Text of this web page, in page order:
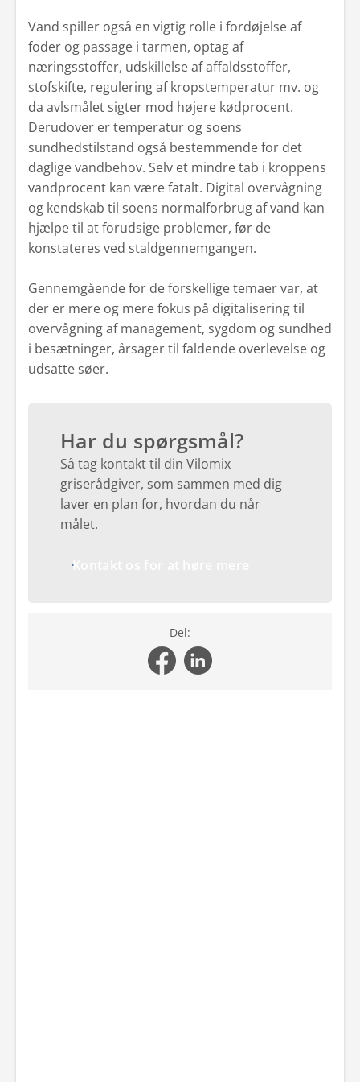
Vand spiller også en vigtig rolle i fordøjelse af
foder og passage i tarmen, optag af
næringsstoffer, udskillelse af affaldsstoffer,
stofskifte, regulering af kropstemperatur mv. og
da avlsmålet sigter mod højere kødprocent.
Derudover er temperatur og soens
sundhedstilstand også bestemmende for det
daglige vandbehov. Selv et mindre tab i kroppens
vandprocent kan være fatalt. Digital overvågning
og kendskab til soens normalforbrug af vand kan
hjælpe til at forudsige problemer, før de
konstateres ved staldgennemgangen.
Gennemgående for de forskellige temaer var, at
der er mere og mere fokus på digitalisering til
overvågning af management, sygdom og sundhed
i besætninger, årsager til faldende overlevelse og
udsatte søer.
Har du spørgsmål?
Så tag kontakt til din Vilomix
griserådgiver, som sammen med dig
laver en plan for, hvordan du når
målet.
Kontakt os for at høre mere
Del: